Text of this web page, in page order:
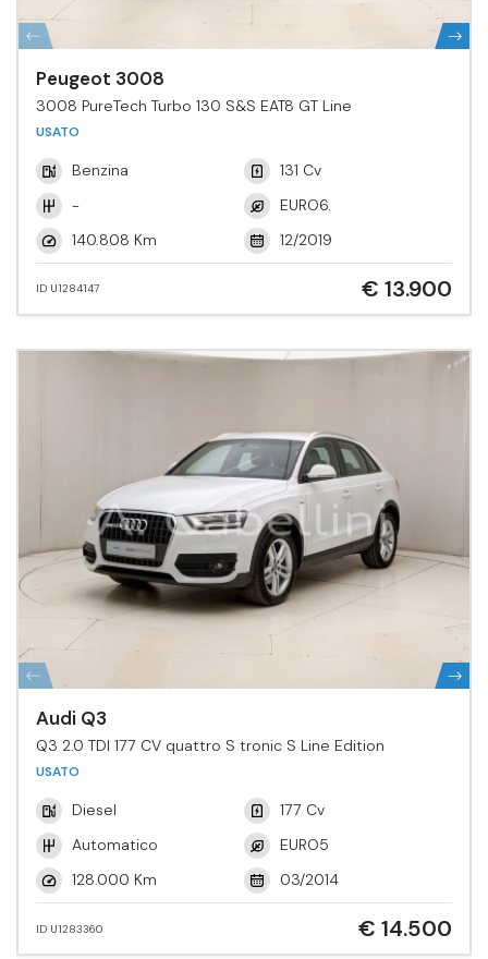
Peugeot 3008
3008 PureTech Turbo 130 S&S EAT8 GT Line
USATO
Benzina
131 Cv
-
EURO6.
140.808 Km
12/2019
ID U1284147 € 13.900
Audi Q3
Q3 2.0 TDI 177 CV quattro S tronic S Line Edition
USATO
Diesel
177 Cv
Automatico
EURO5
128.000 Km
03/2014
ID U1283360 € 14.500